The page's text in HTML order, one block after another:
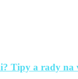
Tipy a rady na